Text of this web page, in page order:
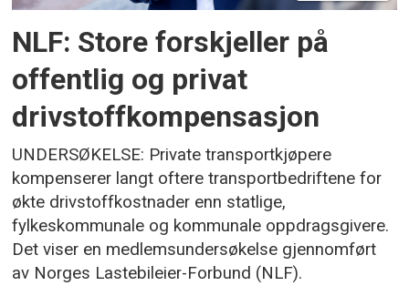
NLF: Store forskjeller på
offentlig og privat
drivstoffkompensasjon
UNDERSØKELSE: Private transportkjøpere
kompenserer langt oftere transportbedriftene for
økte drivstoffkostnader enn statlige,
fylkeskommunale og kommunale oppdragsgivere.
Det viser en medlemsundersøkelse gjennomført
av Norges Lastebileier-Forbund (NLF).